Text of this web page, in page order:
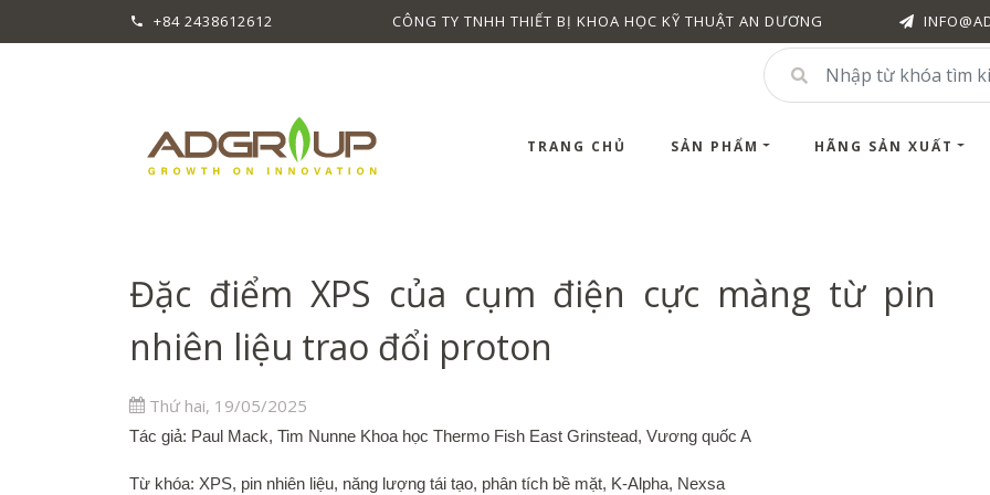
+84 2438612612 CÔNG TY TNHH THIẾT BỊ KHOA HỌC KỸ THUẬT AN DƯƠNG
TRANG CHỦ SẢN PHẨM HÃNG SẢN XUẤT
Đặc điểm XPS của cụm điện cực màng từ pin
nhiên liệu trao đổi proton
Thứ hai, 19/05/2025
Tác giả: Paul Mack, Tim Nunne Khoa học Thermo Fish East Grinstead, Vương quốc A
Từ khóa: XPS, pin nhiên liệu, năng lượng tái tạo, phân tích bề mặt, K-Alpha, Nexsa